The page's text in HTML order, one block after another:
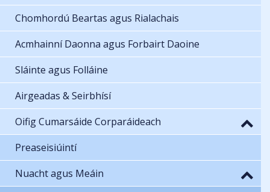
Chomhordú Beartas agus Rialachais
Acmhainní Daonna agus Forbairt Daoine
Sláinte agus Folláine
Airgeadas & Seirbhísí
Oifig Cumarsáide Corparáideach
Preaseisiúintí
Nuacht agus Meáin